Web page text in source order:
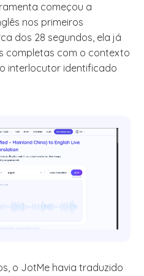
começou a
nos primeiros
dos 28 segundos, ela já
completas com o contexto
interlocutor identificado
o JotMe havia traduzido